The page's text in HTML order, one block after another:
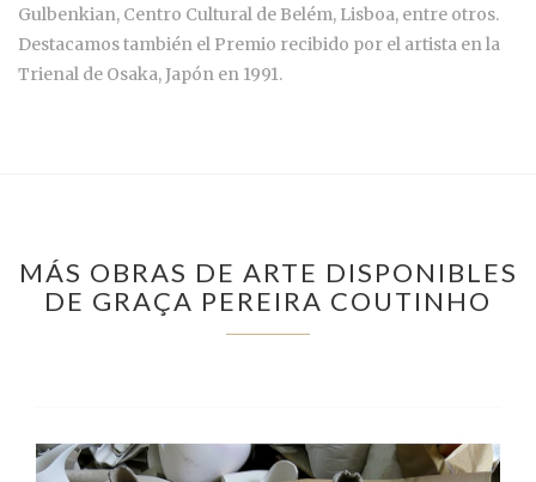
Gulbenkian, Centro Cultural de Belém, Lisboa, entre otros.
Destacamos también el Premio recibido por el artista en la
Trienal de Osaka, Japón en 1991.
MÁS OBRAS DE ARTE DISPONIBLES
DE GRAÇA PEREIRA COUTINHO